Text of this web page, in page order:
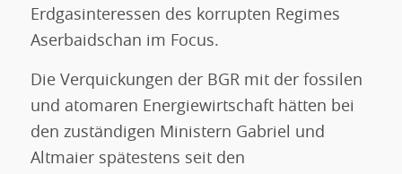
Erdgasinteressen des korrupten Regimes
Aserbaidschan im Focus.
Die Verquickungen der BGR mit der fossilen
und atomaren Energiewirtschaft hätten bei
den zuständigen Ministern Gabriel und
Altmaier spätestens seit den